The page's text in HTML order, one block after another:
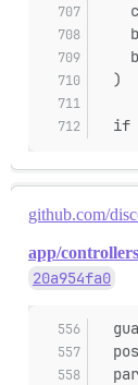
  )
if
github.com/
app/
20a954fa0